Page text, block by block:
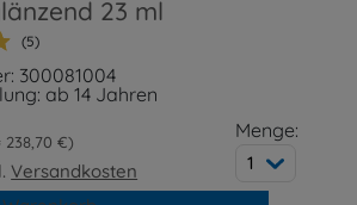
23 ml
(5)
300081004
ab 14 Jahren
238,70 €
Versandkosten
Menge:
1